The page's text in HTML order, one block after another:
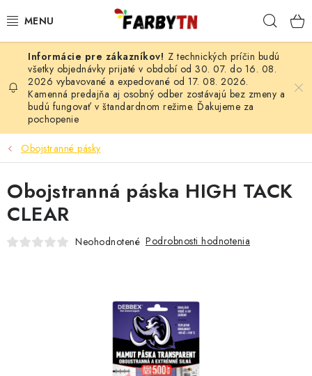
na
FARBY A LAKY
STAVEBNÁ CHÉMIA
MALIARSKE POTREBY
NÁRADIE
AUTO-MOTO
OBCHODNÉ PODMIENKY
Z technických príčin budú
všetky objednávky prijaté v období od 30. 07. do 16. 08.
2026 vybavované a expedované od 17. 08. 2026.
Kamenná predajňa aj osobný odber zostávajú bez zmeny a
budú fungovať v štandardnom režime. Ďakujeme za
pochopenie
Obojstranné pásky
Obojstranná páska HIGH TACK
CLEAR
Neohodnotené Podrobnosti hodnotenia